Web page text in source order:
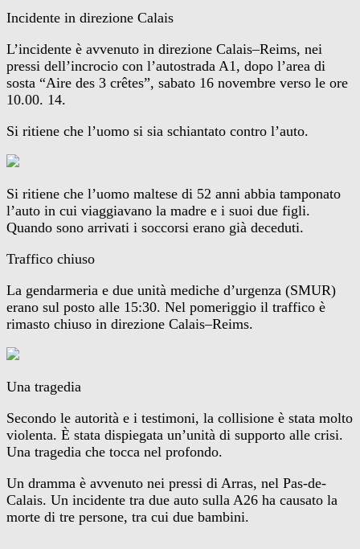
Incidente in direzione Calais
L’incidente è avvenuto in direzione Calais–Reims, nei
pressi dell’incrocio con l’autostrada A1, dopo l’area di
sosta “Aire des 3 crêtes”, sabato 16 novembre verso le ore
10.00. 14.
Si ritiene che l’uomo si sia schiantato contro l’auto.
Si ritiene che l’uomo maltese di 52 anni abbia tamponato
l’auto in cui viaggiavano la madre e i suoi due figli.
Quando sono arrivati ​​i soccorsi erano già deceduti.
Traffico chiuso
La gendarmeria e due unità mediche d’urgenza (SMUR)
erano sul posto alle 15:30. Nel pomeriggio il traffico è
rimasto chiuso in direzione Calais–Reims.
Una tragedia
Secondo le autorità e i testimoni, la collisione è stata molto
violenta. È stata dispiegata un’unità di supporto alle crisi.
Una tragedia che tocca nel profondo.
Un dramma è avvenuto nei pressi di Arras, nel Pas-de-
Calais. Un incidente tra due auto sulla A26 ha causato la
morte di tre persone, tra cui due bambini.